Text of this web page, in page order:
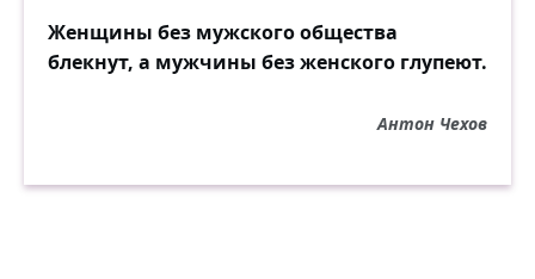
— Нет, вовсе их не пишите.
Женщины без мужского общества
блекнут, а мужчины без женского глупеют.
Антон Чехов